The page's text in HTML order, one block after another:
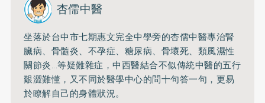
杏儒中醫
坐落於台中市七期惠文完全中學旁的杏儒中醫專治腎
臟病、骨髓炎、 不孕症、糖尿病、骨壞死、類風濕性
關節炎...等疑難雜症，中西醫結合不似傳統中醫的五行
艱澀難懂， 又不同於醫學中心的問十句答一句，更易
於瞭解自己的身體狀況。